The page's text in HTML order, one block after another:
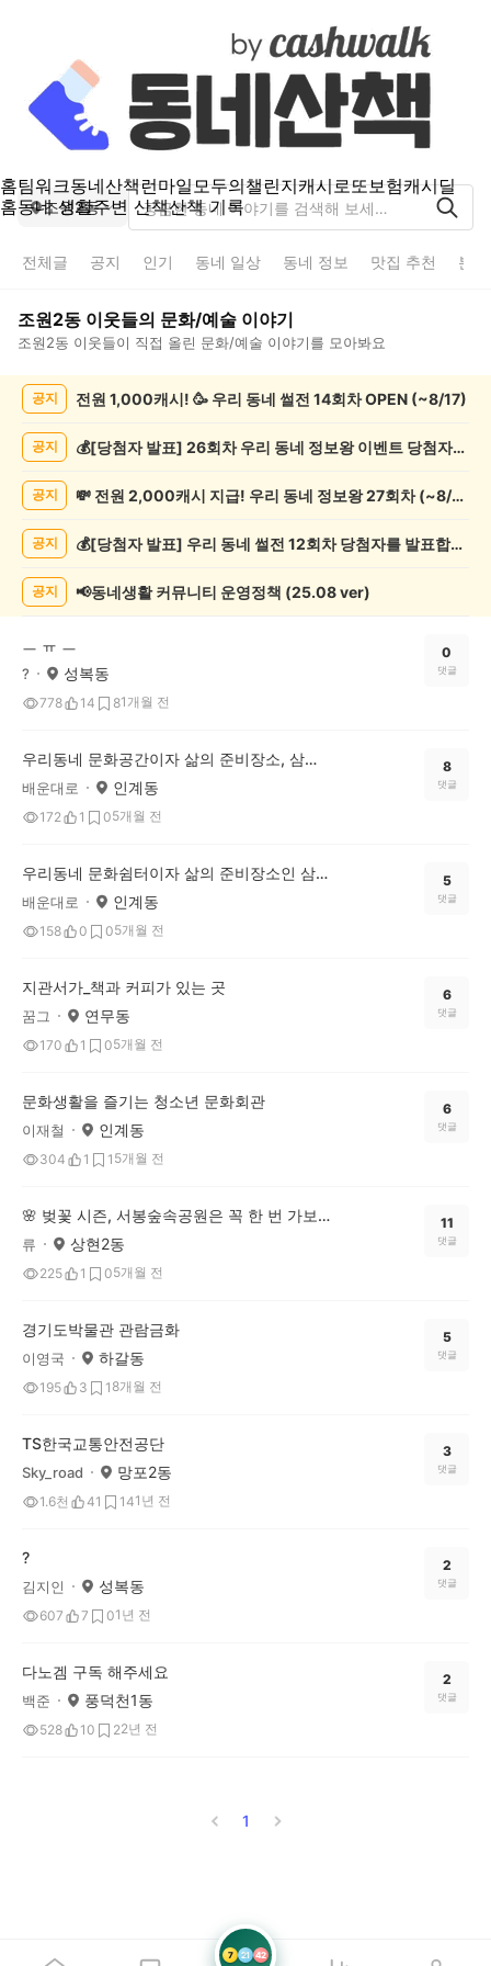
홈팀워크동네산책런마일모두의챌린지캐시로또보험캐시딜
홈동네 생활주변 산책산책 기록
조원2동
전체글 공지 인기 동네 일상 동네 정보 맛집 추천 분
조원2동 이웃들의 문화/예술 이야기
조원2동 이웃들이 직접 올린 문화/예술 이야기를 모아봐요
화/
목
공지 전원 1,000캐시! 🥳 우리 동네 썰전 14회차 OPEN (~8/17)
공지 💰[당첨자 발표] 26회차 우리 동네 정보왕 이벤트 당첨자를 발표합니다!
공지 💸 전원 2,000캐시 지급! 우리 동네 정보왕 27회차 (~8/10)
공지 💰[당첨자 발표] 우리 동네 썰전 12회차 당첨자를 발표합니다!
공지 📢동네생활 커뮤니티 운영정책 (25.08 ver)
ㅡ ㅠ ㅡ
? 성복동
778 14 81개월 전
0
댓글
우리동네 문화공간이자 삶의 준비장소, 삼송도서관[2부]
배운대로 인계동
172 1 05개월 전
8
댓글
우리동네 문화쉼터이자 삶의 준비장소인 삼송도서관!
배운대로 인계동
158 0 05개월 전
5
댓글
지관서가_책과 커피가 있는 곳
꿈그 연무동
170 1 05개월 전
6
댓글
문화생활을 즐기는 청소년 문화회관
이재철 인계동
304 1 1 5개월 전
6
댓글
🌸 벚꽃 시즌, 서봉숲속공원은 꼭 한 번 가보세요 🌸
류 상현2동
225 1 05개월 전
11
댓글
경기도박물관 관람금화
이영국 하갈동
195 3 1 8개월 전
5
댓글
TS한국교통안전공단
Sky_road 망포2동
1.6천 41 141년 전
3
댓글
?
김지인 성복동
607 7 01년 전
2
댓글
다노겜 구독 해주세요
백준 풍덕천1동
528 10 22년 전
2
댓글
1
7 21 42